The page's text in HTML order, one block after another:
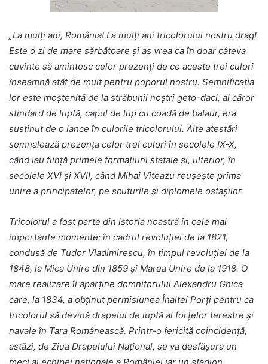
„La mulți ani, România! La mulți ani tricolorului nostru drag!
Este o zi de mare sărbătoare și aș vrea ca în doar câteva
cuvinte să amintesc celor prezenți de ce aceste trei culori
înseamnă atât de mult pentru poporul nostru. Semnificația
lor este moștenită de la străbunii noștri geto-daci, al căror
stindard de luptă, capul de lup cu coadă de balaur, era
susținut de o lance în culorile tricolorului. Alte atestări
semnalează prezența celor trei culori în secolele IX-X,
când iau ființă primele formațiuni statale și, ulterior, în
secolele XVI și XVII, când Mihai Viteazu reușește prima
unire a principatelor, pe scuturile și diplomele ostașilor.
Tricolorul a fost parte din istoria noastră în cele mai
importante momente: în cadrul revoluției de la 1821,
condusă de Tudor Vladimirescu, în timpul revoluției de la
1848, la Mica Unire din 1859 și Marea Unire de la 1918. O
mare realizare îi aparține domnitorului Alexandru Ghica
care, la 1834, a obținut permisiunea Înaltei Porți pentru ca
tricolorul să devină drapelul de luptă al forțelor terestre și
navale în Țara Românească. Printr-o fericită coincidență,
astăzi, de Ziua Drapelului Național, se va desfășura un